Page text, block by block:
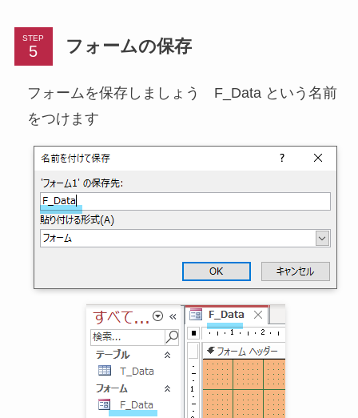
STEP フォームの保存
フォームを保存しましょう F_Data という名前
をつけます